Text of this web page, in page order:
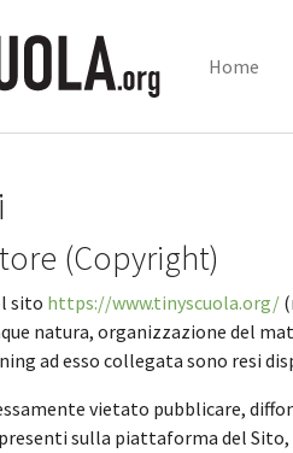
Home
(Copyright)
sito https://www.tinyscuola.org/
natura, organizzazione del
ad esso collegata sono resi
vietato pubblicare,
sulla piattaforma del